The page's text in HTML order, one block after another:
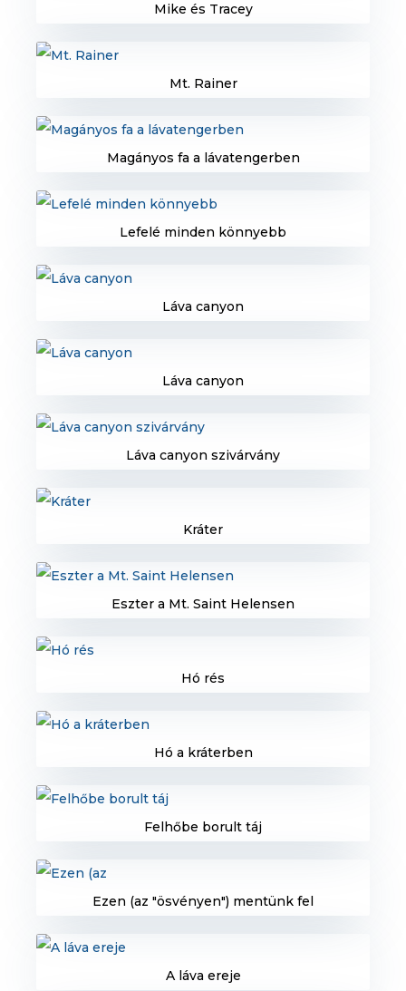
Mike és Tracey
Mt. Rainer
Magányos fa a lávatengerben
Lefelé minden könnyebb
Láva canyon
Láva canyon
Láva canyon szivárvány
Kráter
Eszter a Mt. Saint Helensen
Hó rés
Hó a kráterben
Felhőbe borult táj
Ezen (az "ösvényen") mentünk fel
A láva ereje